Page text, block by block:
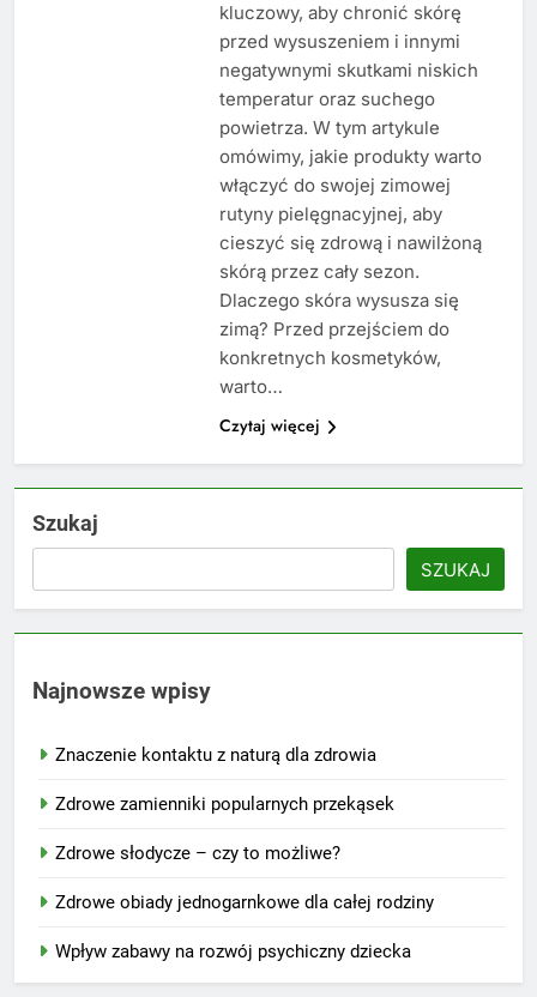
kluczowy, aby chronić skórę
przed wysuszeniem i innymi
negatywnymi skutkami niskich
temperatur oraz suchego
powietrza. W tym artykule
omówimy, jakie produkty warto
włączyć do swojej zimowej
rutyny pielęgnacyjnej, aby
cieszyć się zdrową i nawilżoną
skórą przez cały sezon.
Dlaczego skóra wysusza się
zimą? Przed przejściem do
konkretnych kosmetyków,
warto…
Czytaj więcej
Szukaj
SZUKAJ
Najnowsze wpisy
Znaczenie kontaktu z naturą dla zdrowia
Zdrowe zamienniki popularnych przekąsek
Zdrowe słodycze – czy to możliwe?
Zdrowe obiady jednogarnkowe dla całej rodziny
Wpływ zabawy na rozwój psychiczny dziecka